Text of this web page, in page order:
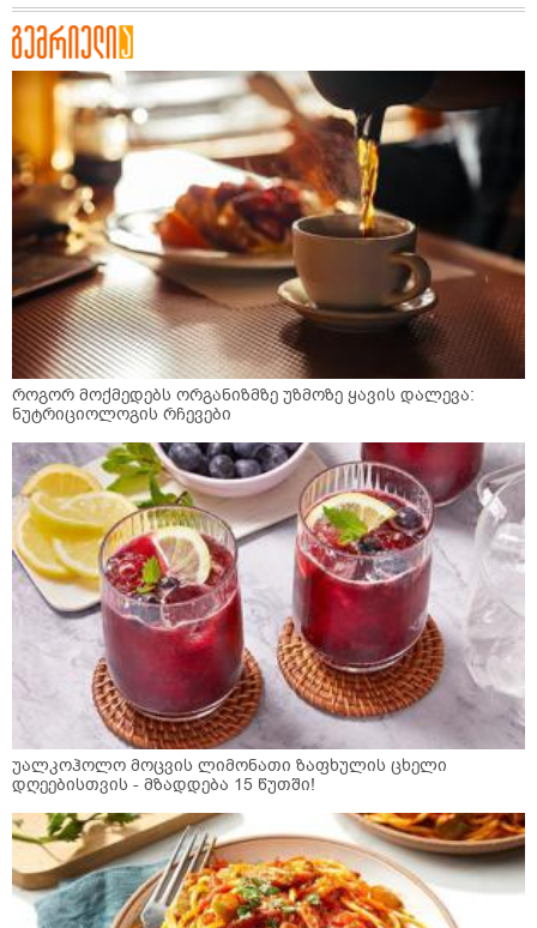
როგორ მოქმედებს ორგანიზმზე უზმოზე ყავის დალევა:
ნუტრიციოლოგის რჩევები
უალკოჰოლო მოცვის ლიმონათი ზაფხულის ცხელი
დღეებისთვის - მზადდება 15 წუთში!